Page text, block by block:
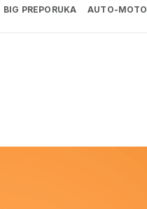
BIG PREPORUKA AUTO-MOTO